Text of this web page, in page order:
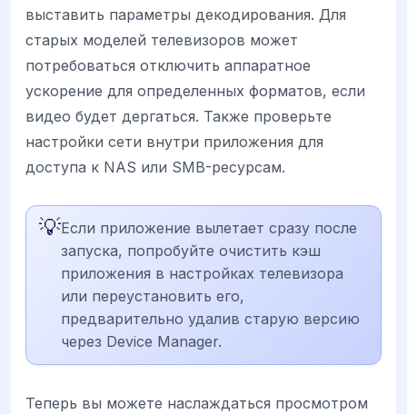
выставить параметры декодирования. Для
старых моделей телевизоров может
потребоваться отключить аппаратное
ускорение для определенных форматов, если
видео будет дергаться. Также проверьте
настройки сети внутри приложения для
доступа к NAS или SMB-ресурсам.
💡Если приложение вылетает сразу после
запуска, попробуйте очистить кэш
приложения в настройках телевизора
или переустановить его,
предварительно удалив старую версию
через Device Manager.
Теперь вы можете наслаждаться просмотром